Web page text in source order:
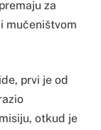
za
mučeništvom
prvi je od
otkud je